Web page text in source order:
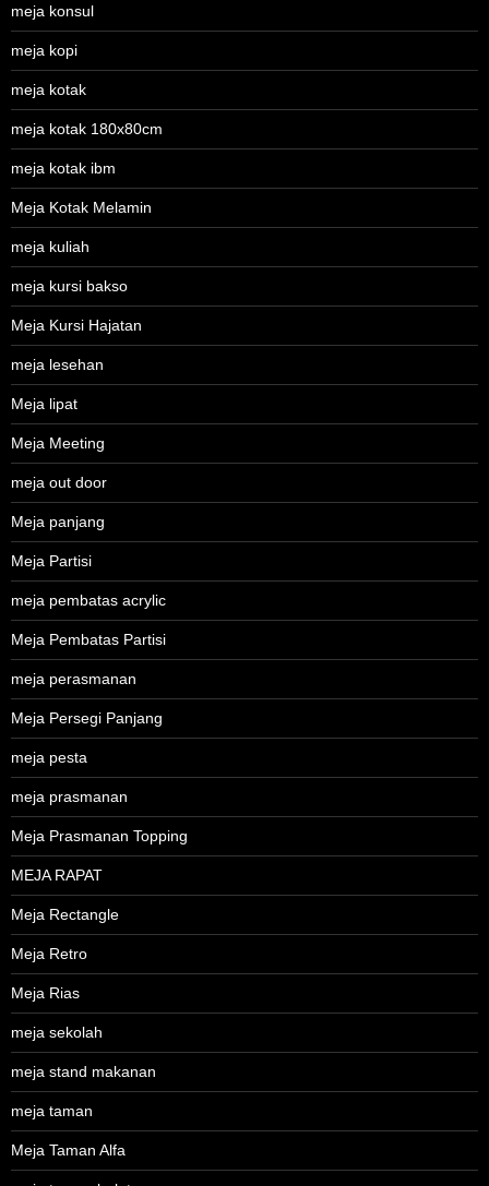
meja konsul
meja kopi
meja kotak
meja kotak 180x80cm
meja kotak ibm
Meja Kotak Melamin
meja kuliah
meja kursi bakso
Meja Kursi Hajatan
meja lesehan
Meja lipat
Meja Meeting
meja out door
Meja panjang
Meja Partisi
meja pembatas acrylic
Meja Pembatas Partisi
meja perasmanan
Meja Persegi Panjang
meja pesta
meja prasmanan
Meja Prasmanan Topping
MEJA RAPAT
Meja Rectangle
Meja Retro
Meja Rias
meja sekolah
meja stand makanan
meja taman
Meja Taman Alfa